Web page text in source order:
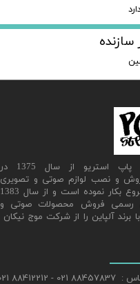
​فروشگاه پاپ استریو از سال 1375 در
و نصب لوازم صوتی و تصویری
خودرو شروع بکار نموده است و از سال 1383
رسمی فروش محصولات صوتی و
برند آلپاین را از شرکت موج نیکان
021